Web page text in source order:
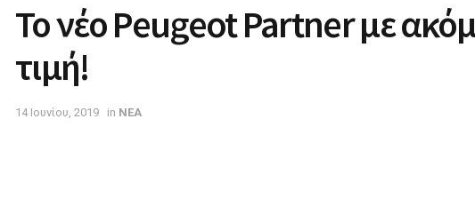
Το νέο Peugeot Partner με
τιμή!
14 Ιουνίου, 2019 in ΝΕΑ